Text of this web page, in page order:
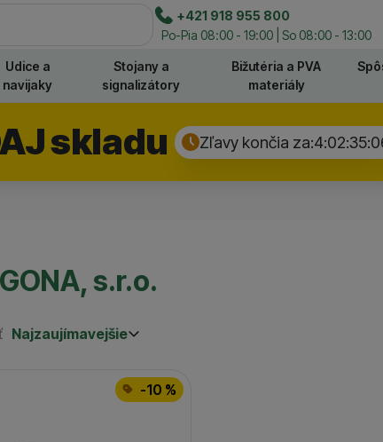
Hľadať
+421 918 955 800
Po-Pia 08:00 - 19:00 | So 08:00 - 13:00
Udice a
navijaky
Stojany a
signalizátory
Bižutéria a PVA
materiály
skladu Zľavy končia za:4:02:35:
s.r.o.
Najzaujímavejšie
Najzaujímavejšie
-10 %